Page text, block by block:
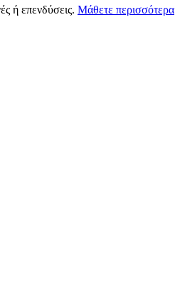
ή επενδύσεις. Μάθετε περισσότερα